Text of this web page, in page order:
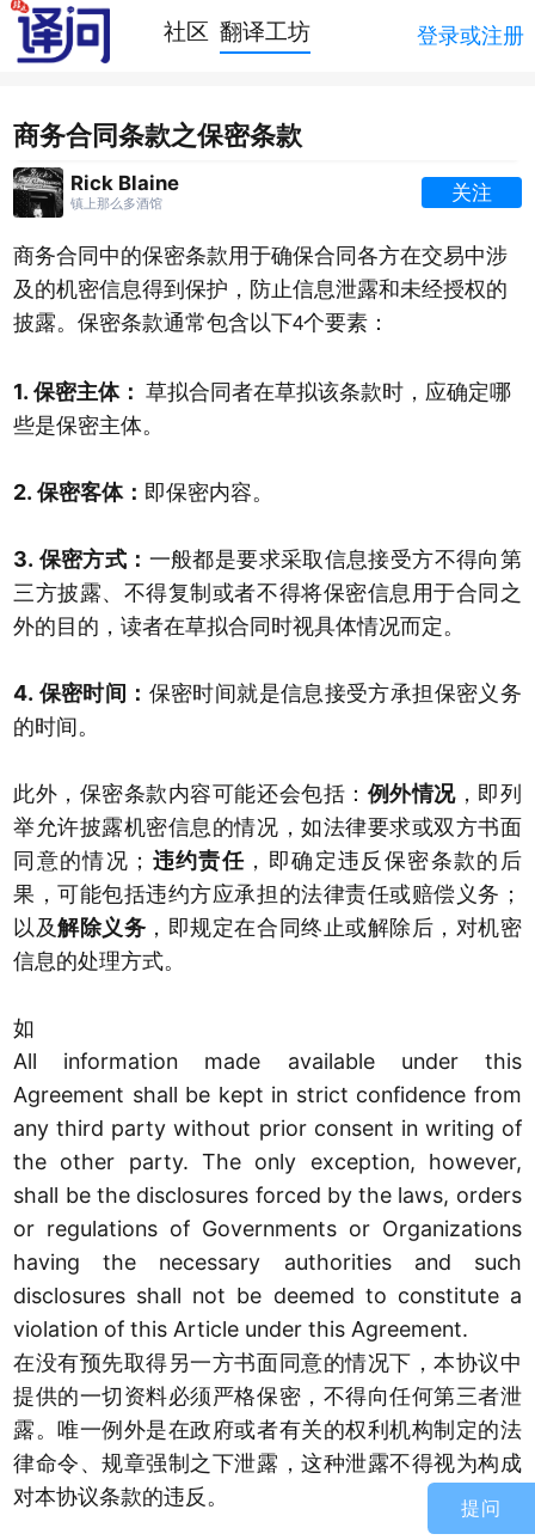
提问
社区 翻译工坊 登录或注册
商务合同条款之保密条款
Rick Blaine
镇上那么多酒馆 关注
商务合同中的保密条款用于确保合同各方在交易中涉
及的机密信息得到保护，防止信息泄露和未经授权的
披露。保密条款通常包含 以下4个要素 ：
1.保密主体： 草拟合同者在草拟该条款时，应确定哪
些是保密主体。
2.保密客体： 即保密内容。
3. 保密方式 ： 一般都是要求采取信息接受方不得向第
三方披露、不得复制或者不得将保密信息用于合同之
外的目的，读者在草拟合同时视具体情况而定。
4. 保密时间 ： 保密时间就是信息接受方承担保密义务
的时间。
此外，保密条款内容可能还会包括： 例外情况，即列
举允许披露机密信息的情况，如法律要求或双方书面
同意的情况； 违约责任 ，即确定违反保密条款的后
果，可能包括违约方应承担的法律责任或赔偿义务；
以及解除义务 ，即规定在合同终止或解除后，对机密
信息的处理方式。
如
All information made available under this
Agreement shall be kept in strict confidence from
any third party without prior consent in writing of
the other party. The only exception, however,
shall be the disclosures forced by the laws, orders
or regulations of Governments or Organizations
having the necessary authorities and such
disclosures shall not be deemed to constitute a
violation of this Article under this Agreement.
在没有预先取得另一方书面同意的情况下，本协议中
提供的一切资料必须严格保密，不得向任何第三者泄
露。唯一例外是在政府或者有关的权利机构制定的法
律命令、规章强制之下泄露，这种泄露不得视为构成
对本协议条款的违反。